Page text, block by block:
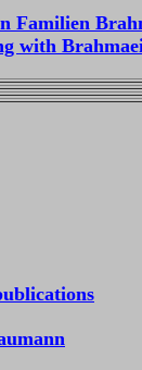
Familien
with